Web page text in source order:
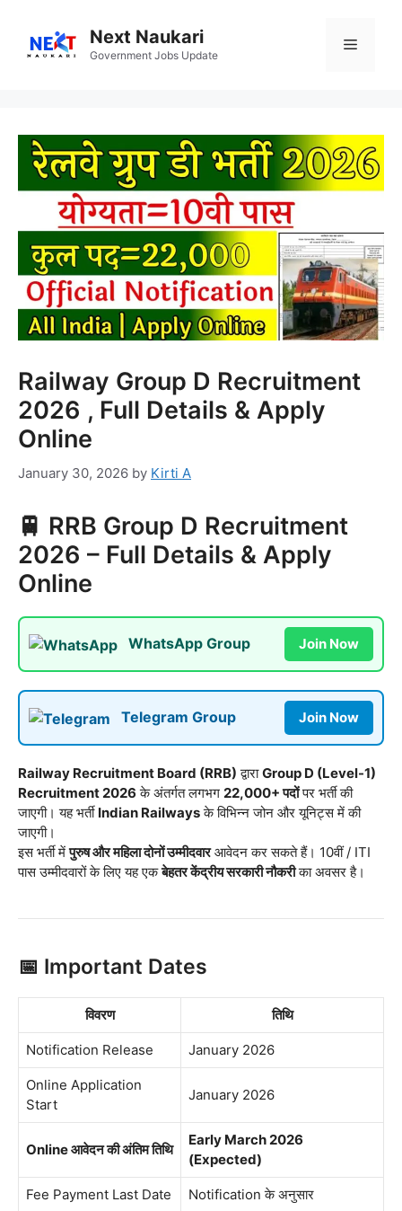
content
Next Naukari
Government Jobs Update
Menu
Railway Group D Recruitment
2026 , Full Details & Apply
Online
January 30, 2026 by Kirti A
🚆 RRB Group D Recruitment
2026 – Full Details & Apply
Online
WhatsApp Group Join Now
Telegram Group Join Now
Railway Recruitment Board (RRB) द्वाराGroup D (Level-1)
Recruitment 2026 के अंतर्गत लगभग 22,000+ पदोंपर भर्ती की
जाएगी। यह भर्ती Indian Railwaysके विभिन्न जोन और यूनिट्स में की
जाएगी।
इस भर्ती मेंपुरुष और महिला दोनों उम्मीदवारआवेदन कर सकते हैं। 10वीं / ITI
पास उम्मीदवारों के लिए यह एकबेहतर केंद्रीय सरकारी नौकरीका अवसर है।
📅 Important Dates
विवरण तिथि
Notification Release January 2026
Online Application
Start
January 2026
Online आवेदन की अंतिम तिथि
Early March 2026
(Expected)
Fee Payment Last Date Notification के अनुसार